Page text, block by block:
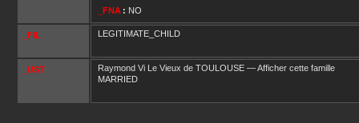
_FNA : NO
_FIL LEGITIMATE_CHILD
_UST Raymond Vi Le Vieux de TOULOUSE —Afficher cette famille
MARRIED